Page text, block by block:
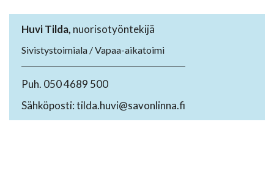
Huvi Tilda, nuorisotyöntekijä
Sivistystoimiala / Vapaa-aikatoimi
Puh. 050 4689 500
Sähköposti: tilda.huvi@savonlinna.fi